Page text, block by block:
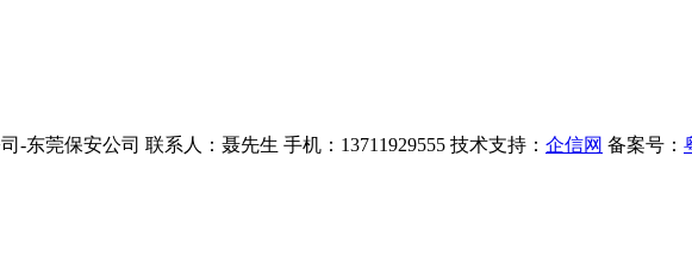
-东莞保安公司 联系人：聂先生 手机：13711929555 技术支持： 企信网 备案号：